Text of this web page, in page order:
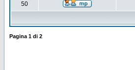
50
Pagina 1 di 2